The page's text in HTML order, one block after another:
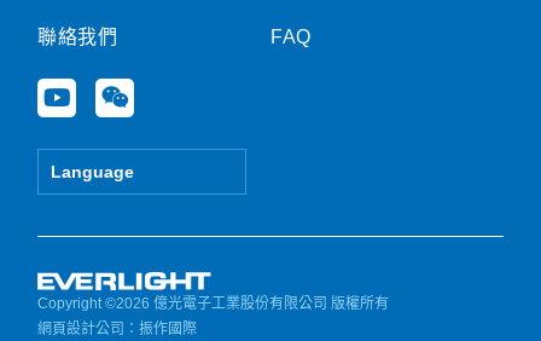
聯絡我們
Y
o
u
e
W
e
i
Language
FAQ
Copyright ©2026 億光電子工業股份有限公司 版權所有
網頁設計公司 ：振作國際